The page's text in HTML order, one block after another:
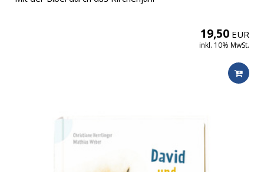
19,50 EUR
inkl. 10% MwSt.